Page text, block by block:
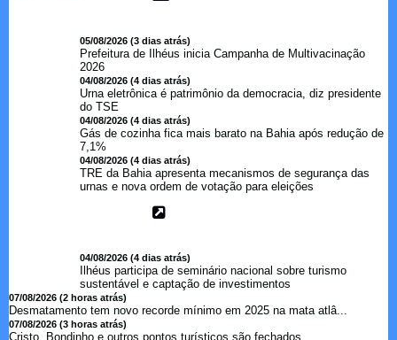
05/08/2026 (3 dias atrás)
Prefeitura de Ilhéus inicia Campanha de Multivacinação
2026
04/08/2026 (4 dias atrás)
Urna eletrônica é patrimônio da democracia, diz presidente
do TSE
04/08/2026 (4 dias atrás)
Gás de cozinha fica mais barato na Bahia após redução de
7,1%
04/08/2026 (4 dias atrás)
TRE da Bahia apresenta mecanismos de segurança das
urnas e nova ordem de votação para eleições
04/08/2026 (4 dias atrás)
Ilhéus participa de seminário nacional sobre turismo
sustentável e captação de investimentos
07/08/2026 (2 horas atrás)
Desmatamento tem novo recorde mínimo em 2025 na mata atlâ...
07/08/2026 (3 horas atrás)
Cristo, Bondinho e outros pontos turísticos são fechados ...